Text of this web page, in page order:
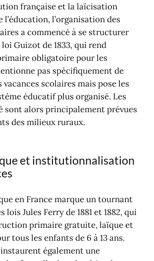
française et la laïcisation
l’éducation, l’organisation des
a commencé à se structurer
loi Guizot de 1833, qui rend
obligatoire pour les
pas spécifiquement de
scolaires mais pose les
éducatif plus organisé. Les
sont alors principalement prévues
des milieux ruraux.
et institutionnalisation
en France marque un tournant
lois Jules Ferry de 1881 et 1882, qui
primaire gratuite, laïque et
tous les enfants de 6 à 13 ans.
également une